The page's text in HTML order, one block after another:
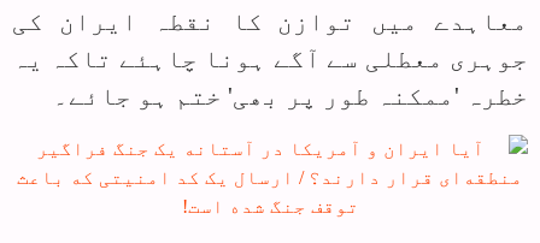
معاہدے میں توازن کا نقطہ ایران کی
جوہری معطلی سے آگے ہونا چاہئے تاکہ یہ
خطرہ 'ممکنہ طور پر بھی' ختم ہو جائے۔